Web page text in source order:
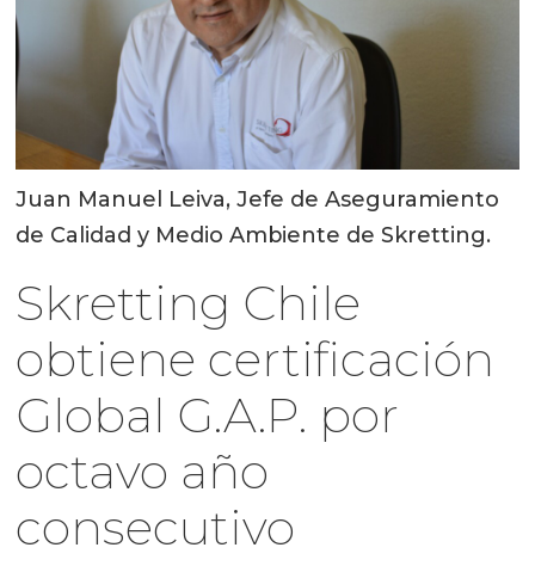
Juan Manuel Leiva, Jefe de Aseguramiento
de Calidad y Medio Ambiente de Skretting.
Skretting Chile
obtiene certificación
Global G.A.P. por
octavo año
consecutivo